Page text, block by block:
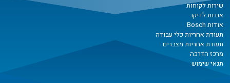
שירות לקוחות
אודות לדיקו
אודות Bosch
תעודת אחריות כלי עבודה
תעודת אחריות מצברים
מרכז הדרכה
תנאי שימוש